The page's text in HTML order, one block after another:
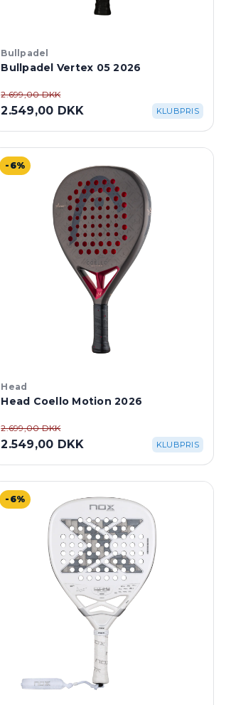
Bullpadel
Bullpadel Vertex 05 2026
2.699,00 DKK
2.549,00 DKK KLUBPRIS
-6%
Head
Head Coello Motion 2026
2.699,00 DKK
2.549,00 DKK KLUBPRIS
-6%